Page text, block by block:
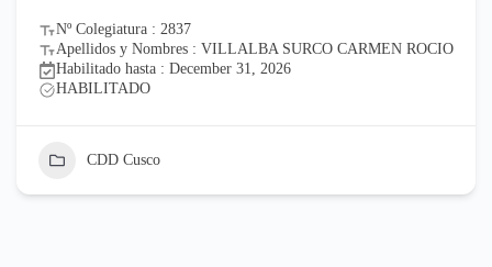
Nº Colegiatura : 2837
Apellidos y Nombres : VILLALBA SURCO CARMEN ROCIO
Habilitado hasta : December 31, 2026
HABILITADO
CDD Cusco